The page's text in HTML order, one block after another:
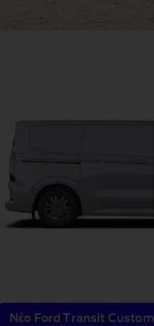
Νέο Ford Transit Custom